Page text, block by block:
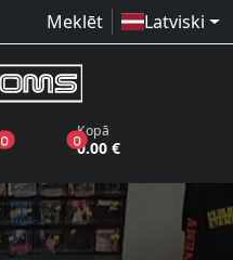
Meklēt Latviski
0produkti vēlmju sarakstā
0produkti grozā
Kopā
0.00 €